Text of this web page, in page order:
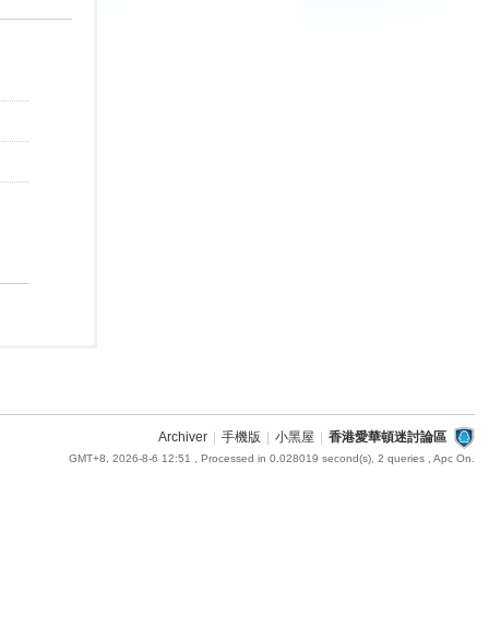
Archiver 手機版 小黑屋 香港愛華頓迷討論區
GMT+8, 2026-8-6 12:51 , Processed in 0.028019 second(s), 2 queries , Apc On.